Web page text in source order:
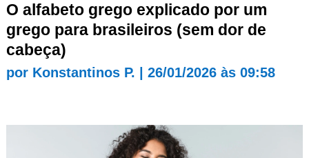
O alfabeto grego explicado por um
grego para brasileiros (sem dor de
cabeça)
por Konstantinos P. 26/01/2026 às 09:58